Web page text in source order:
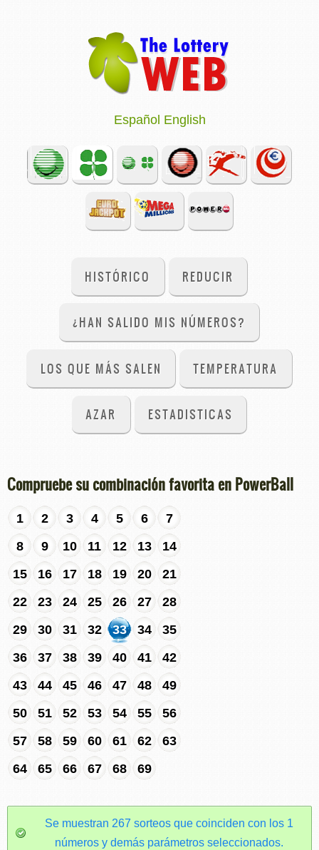
Español English
HISTÓRICO REDUCIR
¿HAN SALIDO MIS NÚMEROS?
LOS QUE MÁS SALEN TEMPERATURA
AZAR ESTADISTICAS
Compruebe su combinación favorita en PowerBall
1 2 3 4 5 6
7
8
9 10 11 12 13
14
15
16 17 18 19 20
21
22
23 24 25 26 27
28
29
30 31 32 33 34
35
36
37 38 39 40 41
42
43
44 45 46 47 48
49
50
51 52 53 54 55
56
57
58 59 60 61 62
63
64
65 66 67 68 69
Se muestran 267 sorteos que coinciden con los 1
números y demás parámetros seleccionados.